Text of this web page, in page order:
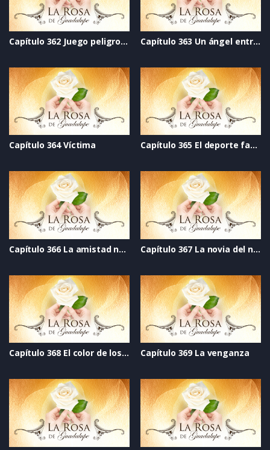
Capítulo 362 Juego peligroso Capítulo 363 Un ángel entre sombras
Capítulo 364 Víctima Capítulo 365 El deporte favorito
Capítulo 366 La amistad no tiene nombre Capítulo 367 La novia del narco
Capítulo 368 El color de los sentimientos Capítulo 369 La venganza